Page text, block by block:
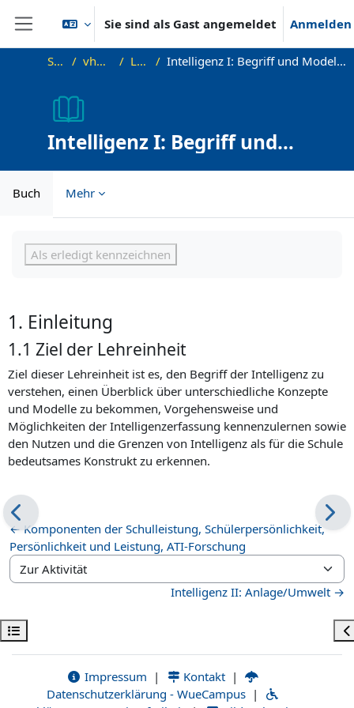
Website-Übersicht
Sie sind als Gast angemeldet Anmelden
Kursindex öffnen
Startseite vhb-DiffPsy-Demo Lehreinheit 3 Intelligenz I: Begriff und Modelle, Geschichte und aktuelle Bedeutung der Intelligenzmessung
Intelligenz I: Begriff und
Modelle, Geschichte und
aktuelle Bedeutung der
Intelligenzmessung
Buch Mehr
Als erledigt kennzeichnen
1. Einleitung
1.1 Ziel der Lehreinheit
Ziel dieser Lehreinheit ist es, den Begriff der Intelligenz zu
verstehen, einen Überblick über unterschiedliche Konzepte
und Modelle zu bekommen, Vorgehensweise und
Möglichkeiten der Intelligenzerfassung kennenzulernen sowie
den Nutzen und die Grenzen von Intelligenz als für die Schule
bedeutsames Konstrukt zu erkennen.
← Komponenten der Schulleistung, Schülerpersönlichkeit,
Persönlichkeit und Leistung, ATI-Forschung
Zur Aktivität
Intelligenz II: Anlage/Umwelt →
Impressum | Kontakt |
Datenschutzerklärung - WueCampus |